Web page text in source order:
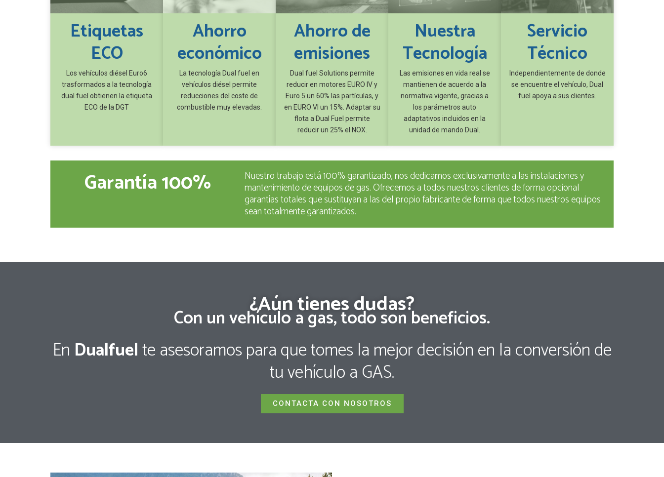
Etiquetas
ECO
Los vehículos diésel Euro6
trasformados a la tecnología
dual fuel obtienen la etiqueta
ECO de la DGT
Ahorro
económico
La tecnología Dual fuel en
vehículos diésel permite
reducciones del coste de
combustible muy elevadas.
Ahorro de
emisiones
Dual fuel Solutions permite
reducir en motores EURO IV y
Euro 5 un 60% las partículas, y
en EURO VI un 15%. Adaptar su
flota a Dual Fuel permite
reducir un 25% el NOX.
Nuestra
Tecnología
Las emisiones en vida real se
mantienen de acuerdo a la
normativa vigente, gracias a
los parámetros auto
adaptativos incluidos en la
unidad de mando Dual.
Servicio
Técnico
Independientemente de donde
se encuentre el vehículo, Dual
fuel apoya a sus clientes.
Garantía 100% Nuestro trabajo está 100% garantizado, nos dedicamos exclusivamente a las instalaciones y
mantenimiento de equipos de gas. Ofrecemos a todos nuestros clientes de forma opcional
garantías totales que sustituyan a las del propio fabricante de forma que todos nuestros equipos
sean totalmente garantizados.
¿Aún tienes dudas?
Con un vehículo a gas, todo son beneficios.
En Dualfuelte asesoramos para que tomes la mejor decisión en la conversión de
tu vehículo a GAS.
CONTACTA CON NOSOTROS